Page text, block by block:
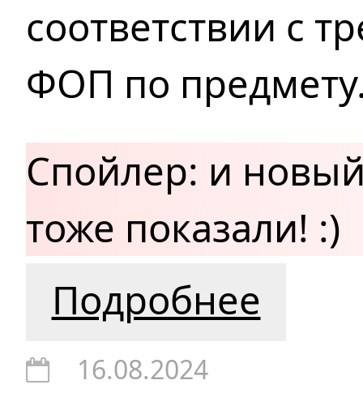
соответствии с
ФОП по
Спойлер: и
тоже показали! :)
Подробнее
16.08.2024